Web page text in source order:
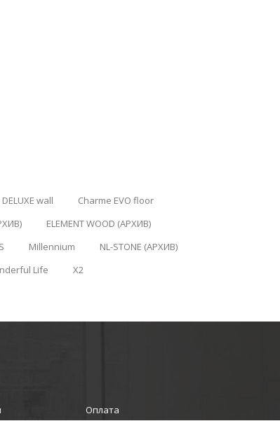
wall
Charme EVO floor
ELEMENT WOOD (АРХИВ)
Millennium
NL-STONE (АРХИВ)
Life X2
Оплата